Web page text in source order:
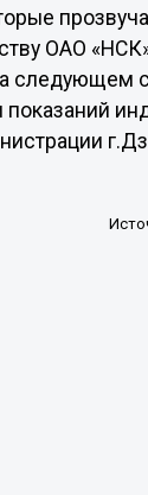
ОАО
следующем